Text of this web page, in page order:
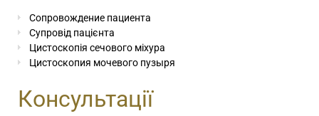
Сопровождение пациента
Супровід пацієнта
Цистоскопія сечового міхура
Цистоскопия мочевого пузыря
Консультації